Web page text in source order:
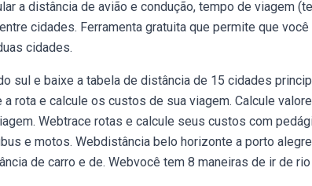
a distância de avião e condução, tempo de viagem
cidades. Ferramenta gratuita que permite que você
cidades.
sul e baixe a tabela de distância de 15 cidades
rota e calcule os custos de sua viagem. Calcule
Webtrace rotas e calcule seus custos com
e motos. Webdistância belo horizonte a porto
de carro e de. Webvocê tem 8 maneiras de ir de rio